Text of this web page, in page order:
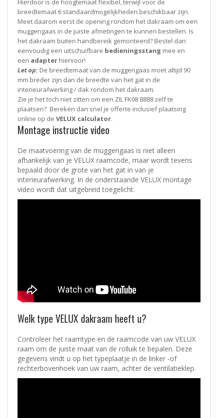
Hierdoor is de hoogtemaat flexibel, terwijl voor de
breedtemaat 6 standaardmogelijkheden beschikbaar zijn.
Meet daarom eerst de opening rondom het dakraam om een
muggengaas in de juiste afmetingen te kunnen bestellen. Is
het dakraam buiten handbereik gemonteerd? Bestel dan
eenvoudig een uitschuifbare bedieningsstang mee en
een adapter hiervoor!
Let op: De breedtemaat van de muggengaas moet altijd 90
mm breder zijn dan de breedte van het gat in de
interieurafwerking / dak rondom het dakraam.
Zie je het toch niet zitten om een ZIL FK08 8888 zelf te
plaatsen? Bereken dan snel je offerte inclusief plaatsing
online op de VELUX calculator.
Montage instructie video
De maatvoering van de muggengaas is niet alleen
afhankelijk van je VELUX raamcode, maar wordt tevens
bepaald door de grote van het gat in van je
interieurafwerking. In de onderstaande VELUX montage
video wordt dat uitgebreid toegelicht.
Welk type VELUX dakraam heeft u?
Controleer het raamtype en de raamcode van uw VELUX
raam om de juiste maat van de rolluik te bepalen. Deze
gegevens vindt u op het typeplaatje in de linker -of
rechterbovenhoek van uw raam, achter de ventilatieklep.